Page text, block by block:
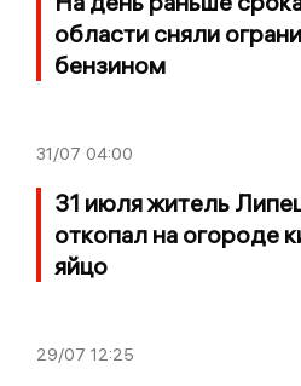
области сняли
бензином
31/07 04:00
31 июля житель
откопал на огороде
яйцо
29/07 12:25